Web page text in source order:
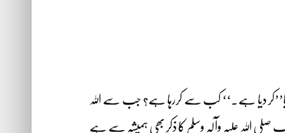
دیا ہے۔‘‘ کب سے کررہا ہے؟ جب سے اللہ
اللہ علیہ وآلہٖ وسلم کا ذکر بھی ہمیشہ سے ہے